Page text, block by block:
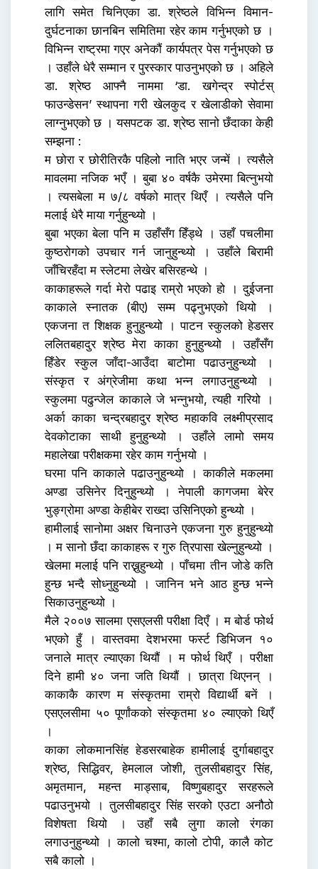
लागि समेत चिनिएका डा. श्रेष्ठले विभिन्न विमान-
दुर्घटनाका छानबिन समितिमा रहेर काम गर्नुभएको छ ।
विभिन्न राष्ट्रमा गएर अनेकौं कार्यपत्र पेस गर्नुभएको छ
। उहाँले धेरै सम्मान र पुरस्कार पाउनुभएको छ । अहिले
डा. श्रेष्ठ आफ्नै नाममा ‘डा. खगेन्द्र स्पोर्टस्
फाउन्डेसन’ स्थापना गरी खेलकुद र खेलाडीको सेवामा
लाग्नुभएको छ । यसपटक डा. श्रेष्ठ सानो छँदाका केही
सम्झना :
म छोरा र छोरीतिरकै पहिलो नाति भएर जन्में । त्यसैले
मावलमा नजिक भएँ । बुबा ४० वर्षकै उमेरमा बित्नुभयो
। त्यसबेला म ७/८ वर्षको मात्र थिएँ । त्यसैले पनि
मलाई धेरै माया गर्नुहुन्थ्यो ।
बुबा भएका बेला पनि म उहाँसँग हिँड्थे । उहाँ पचलीमा
कुष्ठरोगको उपचार गर्न जानुहुन्थ्यो । उहाँले बिरामी
जाँचिरहँदा म स्लेटमा लेखेर बसिरहन्थे ।
काकाहरूले गर्दा मेरो पढाइ राम्रो भएको हो । दुईजना
काकाले स्नातक (बीए) सम्म पढ्नुभएको थियो ।
एकजना त शिक्षक हुनुहुन्थ्यो । पाटन स्कुलको हेडसर
ललितबहादुर श्रेष्ठ मेरा काका हुनुहुन्थ्यो । उहाँसँग
हिँडेर स्कुल जाँदा-आउँदा बाटोमा पढाउनुहुन्थ्यो ।
संस्कृत र अंग्रेजीमा कथा भन्न लगाउनुहुन्थ्यो ।
स्कुलमा पढुन्जेल काकाले जे भन्नुभयो, त्यही गरियो ।
अर्का काका चन्द्रबहादुर श्रेष्ठ महाकवि लक्ष्मीप्रसाद
देवकोटाका साथी हुनुहुन्थ्यो । उहाँले लामो समय
महालेखा परीक्षकमा रहेर काम गर्नुभयो ।
घरमा पनि काकाले पढाउनुहुन्थ्यो । काकीले मकलमा
अण्डा उसिनेर दिनुहुन्थ्यो । नेपाली कागजमा बेरेर
भुङ्ग्रोमा अण्डा केहीबेर राख्दा उसिनिएको हुन्थ्यो ।
हामीलाई सानोमा अक्षर चिनाउने एकजना गुरु हुनुहुन्थ्यो
। म सानो छँदा काकाहरू र गुरु त्रिपासा खेल्नुहुन्थ्यो ।
खेलमा मलाई पनि राख्नुहुन्थ्यो । पाँचमा तीन जोडे कति
हुन्छ भन्दै सोध्नुहुन्थ्यो । जानिन भने आठ हुन्छ भन्ने
सिकाउनुहुन्थ्यो ।
मैले २००७ सालमा एसएलसी परीक्षा दिएँ । म बोर्ड फोर्थ
भएको हुँ । वास्तवमा देशभरमा फर्स्ट डिभिजन १०
जनाले मात्र ल्याएका थियौं । म फोर्थ थिएँ । परीक्षा
दिने हामी ४० जना जति थियौं । छात्रा थिएनन् ।
काकाकै कारण म संस्कृतमा राम्रो विद्यार्थी बनें ।
एसएलसीमा ५० पूर्णांकको संस्कृतमा ४० ल्याएको थिएँ
।
काका लोकमानसिंह हेडसरबाहेक हामीलाई दुर्गाबहादुर
श्रेष्ठ, सिद्धिवर, हेमलाल जोशी, तुलसीबहादुर सिंह,
अमृतमान, महन्त माड्साब, विष्णुबहादुर सरहरूले
पढाउनुभयो । तुलसीबहादुर सिंह सरको एउटा अनौठो
विशेषता थियो । उहाँ सबै लुगा कालो रंगका
लगाउनुहुन्थ्यो । कालो चश्मा, कालो टोपी, कालै कोट
सबै कालो ।